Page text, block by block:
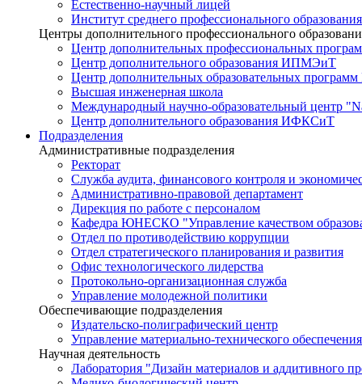
Естественно-научный лицей
Институт среднего профессионального образования
Центры дополнительного профессионального
Центр дополнительных профессиональных
Центр дополнительного образования ИПМЭиТ
Центр дополнительных образовательных
Высшая инженерная школа
Международный научно-образовательный центр
Центр дополнительного образования ИФКСиТ
Подразделения
Административные подразделения
Ректорат
Служба аудита, финансового контроля и
Административно-правовой департамент
Дирекция по работе с персоналом
Кафедра ЮНЕСКО "Управление качеством
Отдел по противодействию коррупции
Отдел стратегического планирования и развития
Офис технологического лидерства
Протокольно-организационная служба
Управление молодежной политики
Обеспечивающие подразделения
Издательско-полиграфический центр
Управление материально-технического обеспечения
Научная деятельность
Лаборатория "Дизайн материалов и аддитивного